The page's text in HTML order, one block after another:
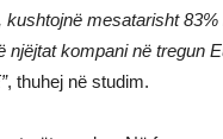
mesatarisht
kompani në tregun
, thuhej në studim.